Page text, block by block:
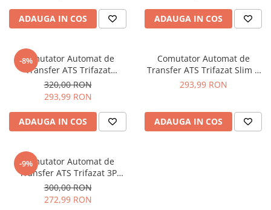
Jgheab metalic
Pat de cablu PVC
Pini, riglete, cleme
Presetupe
Țeavă PVC și copex
Cofrete, dulapuri și doze
Coftere metalice și accesorii
Coliere de plastic
ADAUGA IN COS ADAUGA IN COS
-8%
Comutator Automat de
Transfer ATS Trifazat
Fotovoltaice 125A Open
320,00 RON
293,99 RON
ADAUGA IN COS
Comutator Automat de
Transfer ATS Trifazat Slim 2
Surse 63A Open
293,99 RON
ADAUGA IN COS
-9%
Comutator Automat de
Transfer ATS Trifazat 3P
Fotovoltaice 125A Open
300,00 RON
272,99 RON